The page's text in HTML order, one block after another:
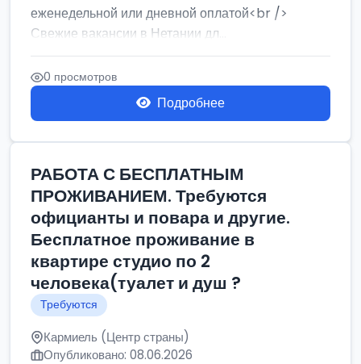
еженедельной или дневной оплатой<br />
Свежие вакансии в Нетании дл...
0 просмотров
Подробнее
РАБОТА С БЕСПЛАТНЫМ
ПРОЖИВАНИЕМ. Требуются
официанты и повара и другие.
Бесплатное проживание в
квартире студио по 2
человека(туалет и душ ?
Требуются
Кармиель (Центр страны)
Опубликовано: 08.06.2026